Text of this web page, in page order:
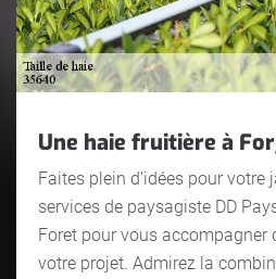
Une haie fruitière à
Faites plein d’idées pour
services de paysagiste DD
Foret pour vous accompagner
votre projet. Admirez la